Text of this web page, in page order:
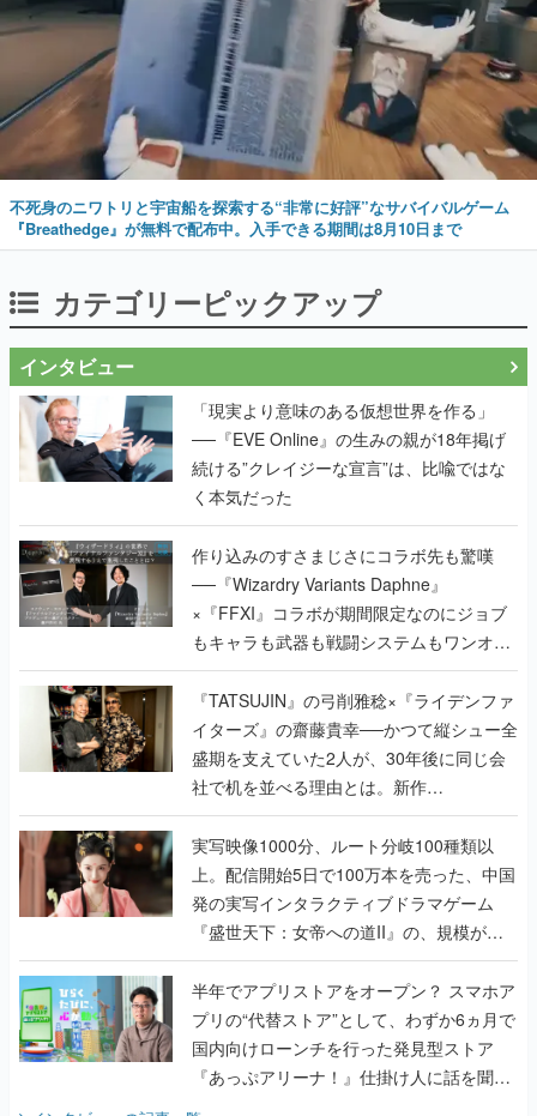
不死身のニワトリと宇宙船を探索する“非常に好評”なサバイバルゲーム
『Breathedge』が無料で配布中。入手できる期間は8月10日まで
カテゴリーピックアップ
インタビュー
「現実より意味のある仮想世界を作る」
──『EVE Online』の生みの親が18年掲げ
続ける”クレイジーな宣言”は、比喩ではな
く本気だった
作り込みのすさまじさにコラボ先も驚嘆
──『Wizardry Variants Daphne』
×『FFXI』コラボが期間限定なのにジョブ
もキャラも武器も戦闘システムもワンオフ
で作り込まれた理由を両ディレクターに聞
く
『TATSUJIN』の弓削雅稔×『ライデンファ
イターズ』の齋藤貴幸──かつて縦シュー全
盛期を支えていた2人が、30年後に同じ会
社で机を並べる理由とは。新作
『TATSUJIN EXTREME』で初タッグを組
んだレジェンド2人に訊く開発秘話
実写映像1000分、ルート分岐100種類以
上。配信開始5日で100万本を売った、中国
発の実写インタラクティブドラマゲーム
『盛世天下：女帝への道II』の、規模が違
うこだわりをプロデューサーに聞いた
半年でアプリストアをオープン？ スマホア
プリの“代替ストア”として、わずか6ヵ月で
国内向けローンチを行った発見型ストア
『あっぷアリーナ！』仕掛け人に話を聞い